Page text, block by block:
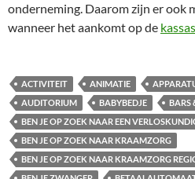
onderneming. Daarom zijn er ook
wanneer het aankomt op de
ACTIVITEIT ANIMATIE
AUDITORIUM
BABYBEDJE
BARS
BEN JE OP ZOEK NAAR EEN
BEN JE OP ZOEK NAAR KRAAMZORG
BEN JE OP ZOEK NAAR KRAAMZORG